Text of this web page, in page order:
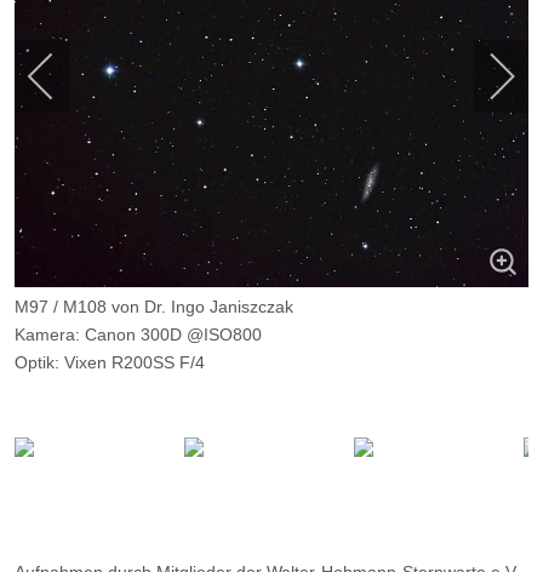
M97 / M108 von Dr. Ingo Janiszczak
Kamera: Canon 300D @ISO800
Optik: Vixen R200SS F/4
Ort: Vorhegg (Kärnten)